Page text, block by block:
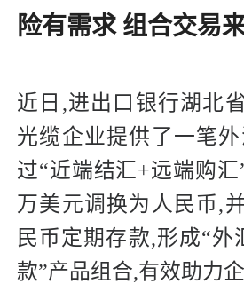
险有需求 组合交易
近日,进出口银行湖北
光缆企业提供了一笔
过“近端结汇+远端购汇
万美元调换为人民币,
民币定期存款,形成“外
款”产品组合,有效助力